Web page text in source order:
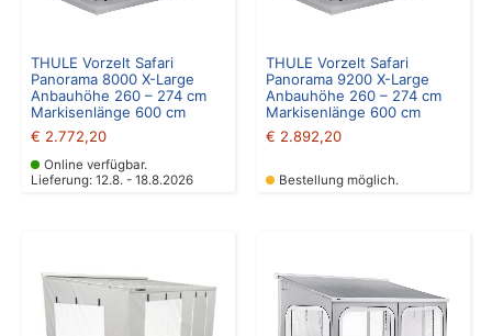
THULE Vorzelt Safari
Panorama 8000 X-Large
Anbauhöhe 260 – 274 cm
Markisenlänge 600 cm
€ 2.772,20
Online verfügbar.
Lieferung: 12.8. - 18.8.2026
THULE Vorzelt Safari
Panorama 9200 X-Large
Anbauhöhe 260 – 274 cm
Markisenlänge 600 cm
€ 2.892,20
Bestellung möglich.